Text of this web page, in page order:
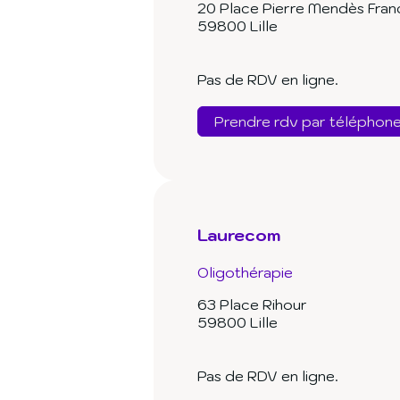
20 Place Pierre Mendès
59800 Lille
Pas de RDV en ligne.
Prendre rdv par
Laurecom
Oligothérapie
63 Place Rihour
59800 Lille
Pas de RDV en ligne.